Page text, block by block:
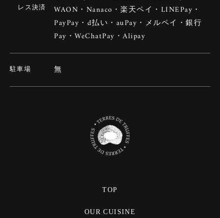
レス決済
WAON・Nanaco・楽天ペイ・LINEPay・
PayPay・d払い・auPay・メルペイ・銀行
Pay・WeChatPay・Alipay
駐車場 無
TOP
OUR CUISINE